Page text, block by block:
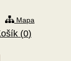
Mapa
(0)